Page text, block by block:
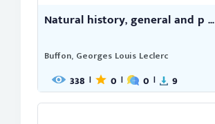
Natural history, general and p ...
Buffon, Georges Louis Leclerc
338 | 0 | 0 | 9